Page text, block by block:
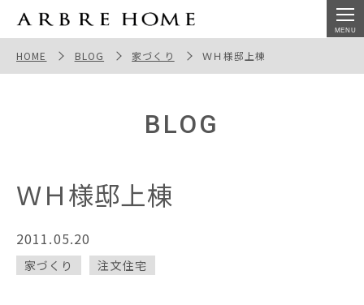
ＷＨ様邸上棟
HOME BLOG 家づくり ＷＨ様邸上棟
BLOG
ＷＨ様邸上棟
2011.05.20
家づくり 注文住宅